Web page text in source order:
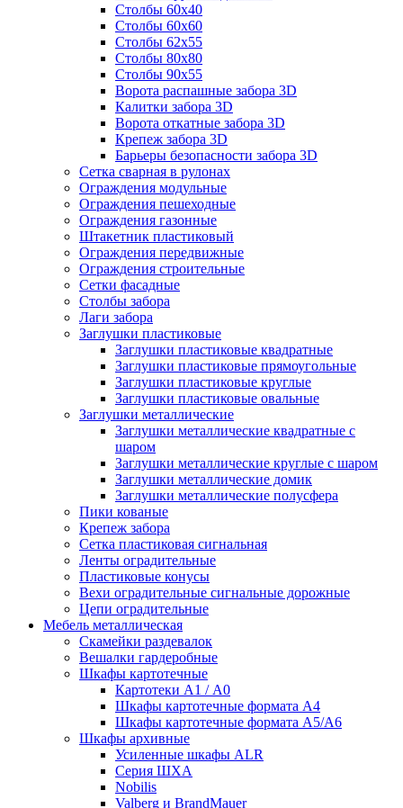
Столбы 60х40
Столбы 60х60
Столбы 62х55
Столбы 80х80
Столбы 90х55
Ворота распашные забора 3D
Калитки забора 3D
Ворота откатные забора 3D
Крепеж забора 3D
Барьеры безопасности забора 3D
Сетка сварная в рулонах
Ограждения модульные
Ограждения пешеходные
Ограждения газонные
Штакетник пластиковый
Ограждения передвижные
Ограждения строительные
Сетки фасадные
Столбы забора
Лаги забора
Заглушки пластиковые
Заглушки пластиковые квадратные
Заглушки пластиковые прямоугольные
Заглушки пластиковые круглые
Заглушки пластиковые овальные
Заглушки металлические
Заглушки металлические квадратные с
шаром
Заглушки металлические круглые с шаром
Заглушки металлические домик
Заглушки металлические полусфера
Пики кованые
Крепеж забора
Сетка пластиковая сигнальная
Ленты оградительные
Пластиковые конусы
Вехи оградительные сигнальные дорожные
Цепи оградительные
Мебель металлическая
Скамейки раздевалок
Вешалки гардеробные
Шкафы картотечные
Картотеки А1 / А0
Шкафы картотечные формата А4
Шкафы картотечные формата А5/А6
Шкафы архивные
Усиленные шкафы ALR
Серия ШХА
Nobilis
Valberg и BrandMauer